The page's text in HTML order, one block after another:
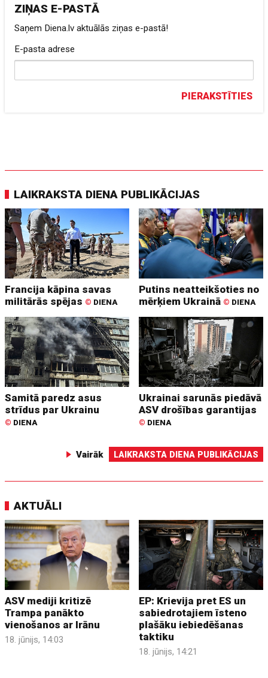
ZIŅAS E-PASTĀ
Saņem Diena.lv aktuālās ziņas e-pastā!
E-pasta adrese
PIERAKSTĪTIES
LAIKRAKSTA DIENA PUBLIKĀCIJAS
Francija kāpina savas
militārās spējas © DIENA
Putins neatteikšoties no
mērķiem Ukrainā © DIENA
Samitā paredz asus
strīdus par Ukrainu
© DIENA
Ukrainai sarunās piedāvā
ASV drošības garantijas
© DIENA
Vairāk LAIKRAKSTA DIENA PUBLIKĀCIJAS
AKTUĀLI
ASV mediji kritizē
Trampa panākto
vienošanos ar Irānu
18. jūnijs, 14:03
EP: Krievija pret ES un
sabiedrotajiem īsteno
plašāku iebiedēšanas
taktiku
18. jūnijs, 14:21